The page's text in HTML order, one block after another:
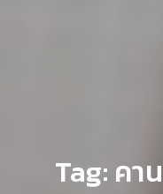
Tag: คา